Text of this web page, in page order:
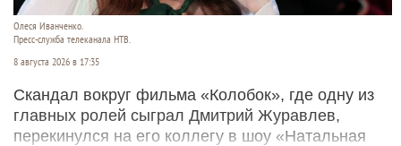
Олеся Иванченко.
Пресс-служба телеканала НТВ.
8 августа 2026 в 17:35
Скандал вокруг фильма «Колобок», где одну из
главных ролей сыграл Дмитрий Журавлев,
перекинулся на его коллегу в шоу «Натальная